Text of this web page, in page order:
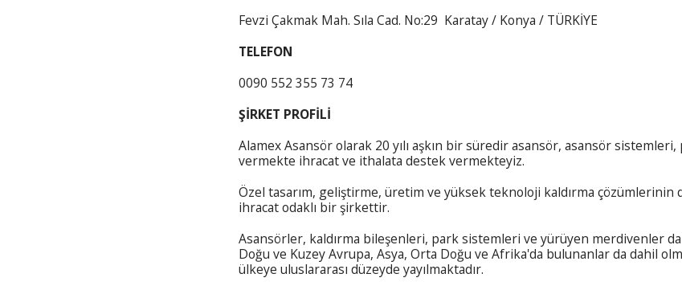
Fevzi Çakmak Mah. Sıla Cad. No:29 Karatay / Konya / TÜRKİYE
TELEFON
0090 552 355 73 74
ŞİRKET PROFİLİ
Alamex Asansör olarak 20 yılı aşkın bir süredir asansör, asansör sistemleri,
vermekte ihracat ve ithalata destek vermekteyiz.
Özel tasarım, geliştirme, üretim ve yüksek teknoloji kaldırma çözümlerinin
ihracat odaklı bir şirkettir.
Asansörler, kaldırma bileşenleri, park sistemleri ve yürüyen merdivenler
Doğu ve Kuzey Avrupa, Asya, Orta Doğu ve Afrika'da bulunanlar da dahil
ülkeye uluslararası düzeyde yayılmaktadır.